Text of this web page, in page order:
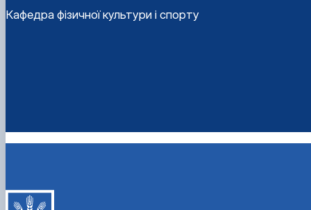
Кафедра фізичної культури і спорту